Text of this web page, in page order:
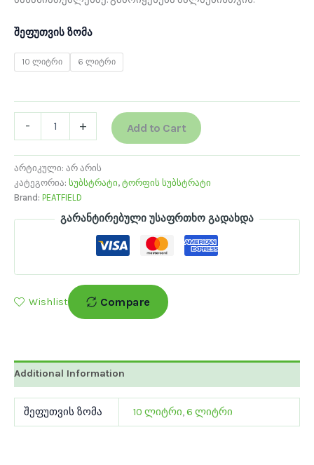
შეფუთვის ზომა
10 ლიტრი 6 ლიტრი
- + Add to Cart
არტიკული: არ არის
კატეგორია: სუბსტრატი, ტორფის სუბსტრატი
Brand: PEATFIELD
გარანტირებული უსაფრთხო გადახდა
Wishlist Compare
Additional Information
შეფუთვის ზომა 10 ლიტრი,6 ლიტრი